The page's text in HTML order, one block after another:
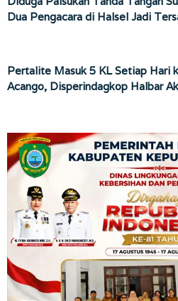
Dua Pengacara di Halsel Jadi
Pertalite Masuk 5 KL Setiap Hari
Acango, Disperindagkop Halbar